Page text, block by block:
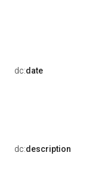
dc:date
dc:description